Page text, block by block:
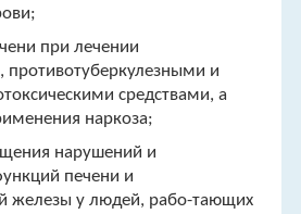
при лечении
противотуберкулезными и
средствами, а
наркоза;
нарушений и
печени и
железы у людей, рабо-тающих